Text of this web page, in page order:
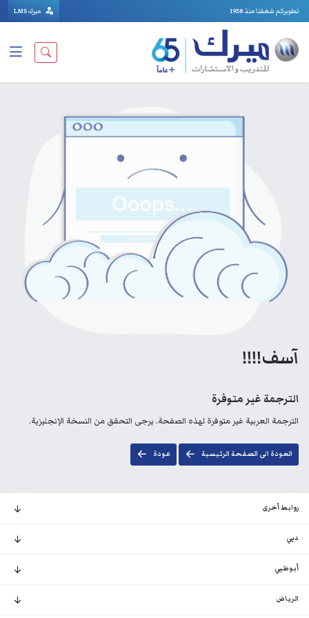
تطويركم شغفنا منذ 1958 ميرك LMS
آسف!!!!
الترجمة غير متوفرة
الترجمة العربية غير متوفرة لهذه الصفحة. يرجى التحقق من النسخة الإنجليزية.
العودة الى الصفحة الرئيسية عودة
روابط أخرى
دبي
أبوظبي
الرياض